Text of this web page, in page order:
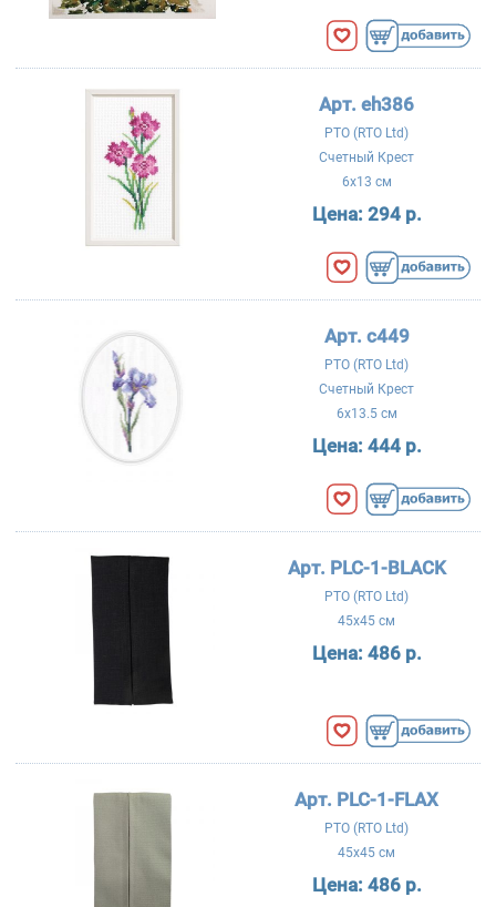
Арт. eh386
РТО (RTO Ltd)
Счетный Крест
6x13 см
Цена: 294 р.
Арт. c449
РТО (RTO Ltd)
Счетный Крест
6x13.5 см
Цена: 444 р.
Арт. PLC-1-BLACK
РТО (RTO Ltd)
45x45 см
Цена: 486 р.
Арт. PLC-1-FLAX
РТО (RTO Ltd)
45x45 см
Цена: 486 р.